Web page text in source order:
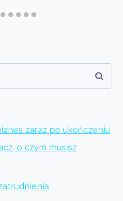
zaraz po ukończeniu
o czym musisz